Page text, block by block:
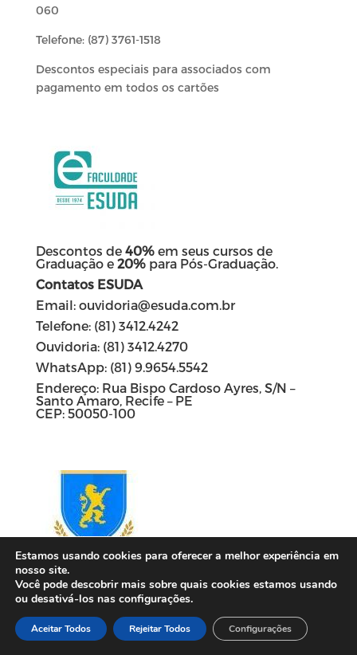
060
Telefone: (87) 3761-1518
Descontos especiais para associados com
pagamento em todos os cartões
Descontos de 40%em seus cursos de
Graduação e 20%para Pós-Graduação.
Contatos ESUDA
Email: ouvidoria@esuda.com.br
Telefone: (81) 3412.4242
Ouvidoria: (81) 3412.4270
WhatsApp: (81) 9.9654.5542
Endereço: Rua Bispo Cardoso Ayres, S/N –
Santo Amaro, Recife – PE
CEP: 50050-100
Descontos de28%à58%
Graduação e Pós-Graduação.
(descontos mediante consulta)
Estamos usando cookies para oferecer a melhor experiência em
nosso site.
Você pode descobrir mais sobre quais cookies estamos usando
ou desativá-los nas configurações.
Aceitar Todos Rejeitar Todos Configurações